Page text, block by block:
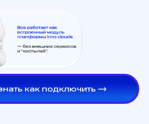
как подключить ⟶